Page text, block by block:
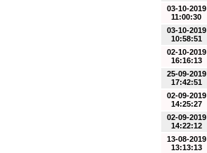
03-10-2019
11:00:30
03-10-2019
10:58:51
02-10-2019
16:16:13
25-09-2019
17:42:51
02-09-2019
14:25:27
02-09-2019
14:22:12
13-08-2019
13:13:13